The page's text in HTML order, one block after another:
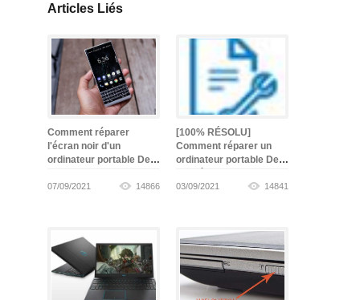
Articles Liés
Comment réparer
l'écran noir d'un
ordinateur portable Dell
07/09/2021 14866
[100% RÉSOLU]
Comment réparer un
ordinateur portable Dell
03/09/2021 14841